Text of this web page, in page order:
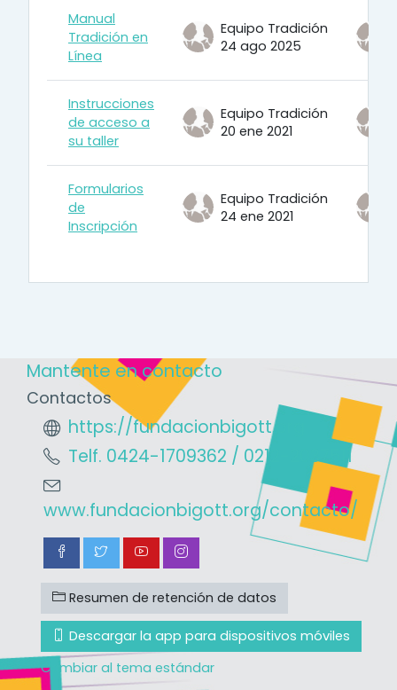
Manual
Tradición en
Línea
Equipo Tradición
24 ago 2025
Instrucciones
de acceso a
su taller
Equipo Tradición
20 ene 2021
Formularios
de
Inscripción
Equipo Tradición
24 ene 2021
Mantente en contacto
Contactos
https://fundacionbigott.org
Telf. 0424-1709362 / 0212-2037511
www.fundacionbigott.org/contacto/
Resumen de retención de datos
Descargar la app para dispositivos móviles
Cambiar al tema estándar